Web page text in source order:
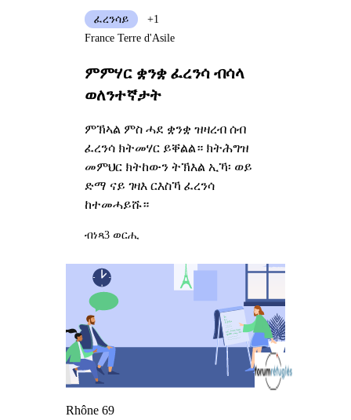
ምምሃር ቋንቋ ፈረንሳ ብሳላ
ወለንተኛታት
ምኽኣል ምስ ሓደ ቋንቋ ዝዛረብ ሰብ
ፈረንሳ ክትመሃር ይቐልል። ክትሕግዝ
መምህር ክትከውን ትኽእል ኢኻ፡ ወይ
ድማ ናይ ገዛእ ርእስኻ ፈረንሳ
ከተመሓይሹ።
ፈረንሳይ
+1
France Terre d'Asile
ብነጻ3 ወርሒ
Rhône 69